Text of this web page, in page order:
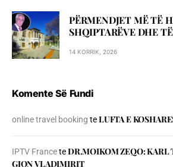
PËRMENDJET MË TË
SHQIPTARËVE DHE
14 KORRIK, 2026
Komente Së Fundi
online travel booking teLUFTA E
IPTV FranceteDR.MOIKOM ZEQO: KARL
GJON VLADIMIRIT